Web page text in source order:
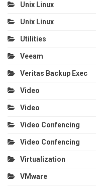
Unix Linux
Unix Linux
Utilities
Veeam
Veritas Backup Exec
Video
Video
Video Confencing
Video Confencing
Virtualization
VMware